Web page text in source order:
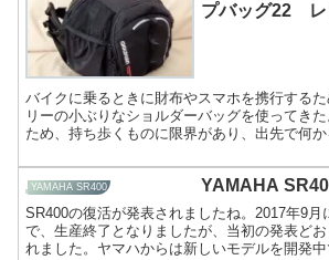
プバッグ22 レ
バイクに乗るときに財布やスマホを携行する
リーの小ぶりなショルダーバッグを使ってき
ため、持ち歩くものに限界があり、出先で何か
YAMAHA SR400 YAMAHA
SR400の復活が発表されましたね。2017年9月
で、生産終了となりましたが、当初の発表どお
れました。ヤマハからは新しいモデルを開発